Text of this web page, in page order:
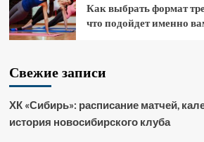
Как выбрать формат
что подойдет именно
Свежие записи
ХК «Сибирь»: расписание матчей,
история новосибирского клуба